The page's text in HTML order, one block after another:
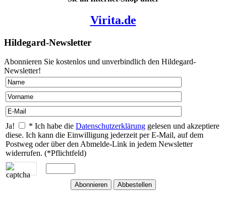
Virita.de
Hildegard-Newsletter
Abonnieren Sie kostenlos und unverbindlich den Hildegard-
Newsletter!
Ja! * Ich habe die Datenschutzerklärung gelesen und akzeptiere
diese. Ich kann die Einwilligung jederzeit per E-Mail, auf dem
Postweg oder über den Abmelde-Link in jedem Newsletter
widerrufen. (*Pflichtfeld)